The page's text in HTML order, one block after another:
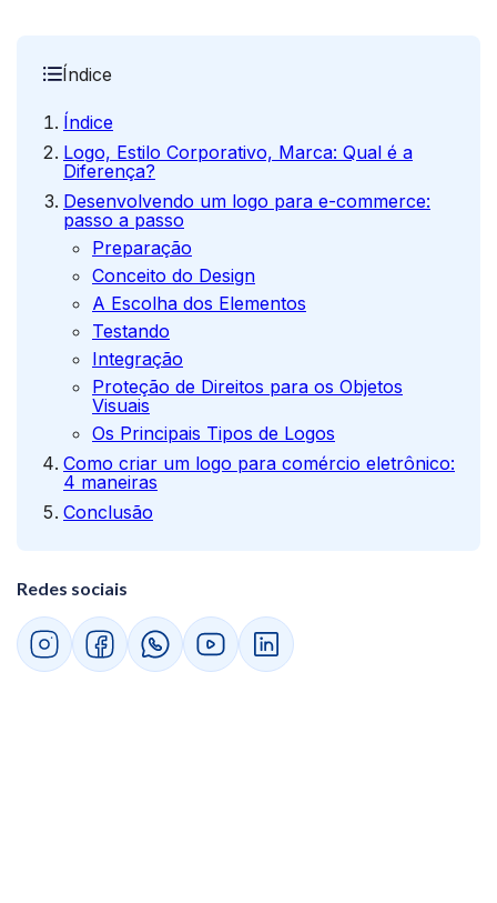
Índice
Índice
Logo, Estilo Corporativo, Marca: Qual é a
Diferença?
Desenvolvendo um logo para e-commerce:
passo a passo
Preparação
Conceito do Design
A Escolha dos Elementos
Testando
Integração
Proteção de Direitos para os Objetos
Visuais
Os Principais Tipos de Logos
Como criar um logo para comércio eletrônico:
4 maneiras
Conclusão
Redes sociais